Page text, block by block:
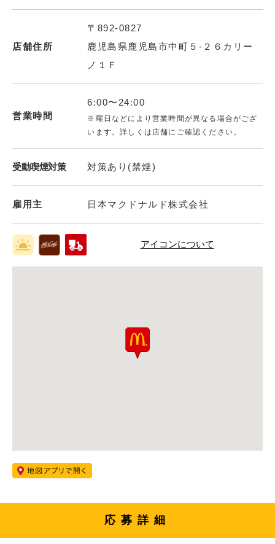
店舗住所
〒892-0827
鹿児島県鹿児島市中町５‐２６カリー
ノ１Ｆ
営業時間
6:00〜24:00
※曜日などにより営業時間が異なる場合がござ
います。詳しくは店舗にご確認ください。
受動喫煙対策 対策あり(禁煙)
雇用主 日本マクドナルド株式会社
アイコンについて
応募詳細